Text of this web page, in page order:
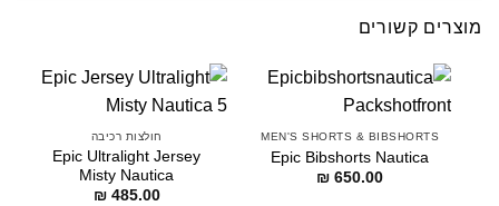
מוצרים קשורים
MEN'S SHORTS & BIBSHORTS
Epic Bibshorts Nautica
₪ 650.00
חולצות רכיבה
Epic Ultralight Jersey
Misty Nautica
₪485.00